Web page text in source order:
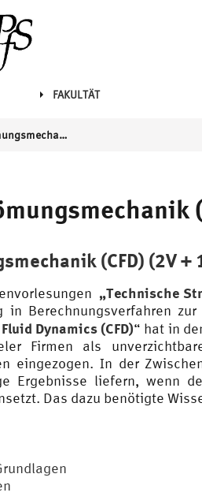
FAKULTÄT
Numerische Strömungsmechanik (CFD)
(CFD) (2V
„Technische
in Berechnungsverfahren
Dynamics (CFD)“ hat in
Firmen als
eingezogen. In der
Ergebnisse liefern, wenn
Das dazu benötigte